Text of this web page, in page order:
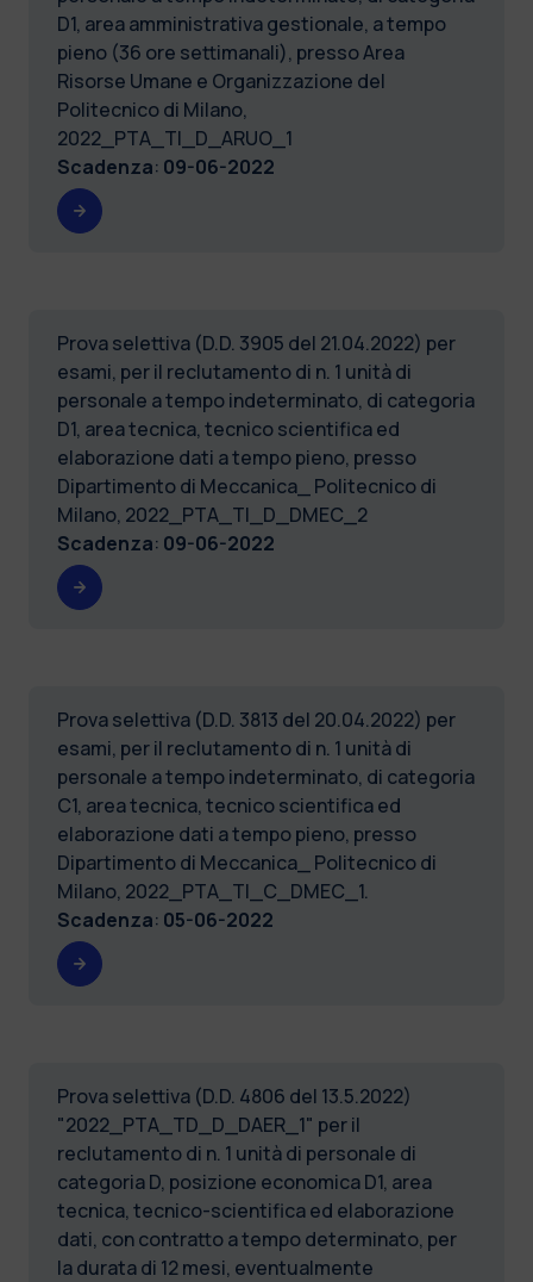
D1, area amministrativa gestionale, a tempo
pieno (36 ore settimanali), presso Area
Risorse Umane e Organizzazione del
Politecnico di Milano,
2022_PTA_TI_D_ARUO_1
Scadenza: 09-06-2022
Prova selettiva (D.D. 3905 del 21.04.2022) per
esami, per il reclutamento di n. 1 unità di
personale a tempo indeterminato, di categoria
D1, area tecnica, tecnico scientifica ed
elaborazione dati a tempo pieno, presso
Dipartimento di Meccanica_ Politecnico di
Milano, 2022_PTA_TI_D_DMEC_2
Scadenza: 09-06-2022
Prova selettiva (D.D. 3813 del 20.04.2022) per
esami, per il reclutamento di n. 1 unità di
personale a tempo indeterminato, di categoria
C1, area tecnica, tecnico scientifica ed
elaborazione dati a tempo pieno, presso
Dipartimento di Meccanica_ Politecnico di
Milano, 2022_PTA_TI_C_DMEC_1.
Scadenza: 05-06-2022
Prova selettiva (D.D. 4806 del 13.5.2022)
"2022_PTA_TD_D_DAER_1" per il
reclutamento di n. 1 unità di personale di
categoria D, posizione economica D1, area
tecnica, tecnico-scientifica ed elaborazione
dati, con contratto a tempo determinato, per
la durata di 12 mesi, eventualmente